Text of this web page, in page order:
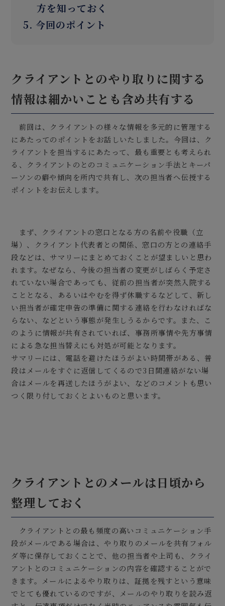
方を知っておく
5. 今回のポイント
クライアントとのやり取りに関する
情報は細かいことも含め共有する
前回は、クライアントの様々な情報を多元的に管理する
にあたってのポイントをお話しいたしました。今回は、ク
ライアントを担当するにあたって、最も重要とも考えられ
る、クライアントのとのコミュニケーション手法とキーパ
ーソンの癖や傾向を所内で共有し、次の担当者へ伝授する
ポイントをお伝えします。
まず、クライアントの窓口となる方の名前や役職（立
場）、クライアント代表者との関係、窓口の方との連絡手
段などは、サマリーにまとめておくことが望ましいと思わ
れます。なぜなら、今後の担当者の変更がしばらく予定さ
れていない場合であっても、従前の担当者が突然入院する
こととなる、あるいはやむを得ず休職するなどして、新し
い担当者が確定申告の準備に関する連絡を行わなければな
らない、などという事態が発生しうるからです。また、こ
のように情報が共有されていれば、事務所事情や先方事情
による急な担当替えにも対処が可能となります。
サマリーには、電話を避けたほうがよい時間帯がある、普
段はメールをすぐに返信してくるので3日間連絡がない場
合はメールを再送したほうがよい、などのコメントも思い
つく限り付しておくとよいものと思います。
クライアントとのメールは日頃から
整理しておく
クライアントとの最も頻度の高いコミュニケーション手
段がメールである場合は、やり取りのメールを共有フォル
ダ等に保存しておくことで、他の担当者や上司も、クライ
アントとのコミュニケーションの内容を確認することがで
きます。メールによるやり取りは、証拠を残すという意味
でとても優れているのですが、メールのやり取りを読み返